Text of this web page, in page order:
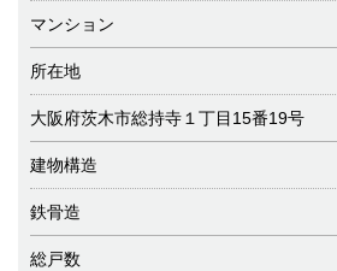
マンション
所在地
大阪府茨木市総持寺１丁目15番19号
建物構造
鉄骨造
総戸数